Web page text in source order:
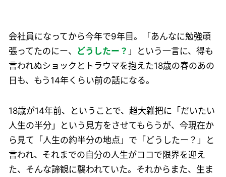
会社員になってから今年で9年目。「あんなに勉強頑
張ってたのにー、 どうしたー？ 」という一言に、得も
言われぬショックとトラウマを抱えた18歳の春のあの
日も、もう14年くらい前の話になる。
18歳が14年前、ということで、超大雑把に「だいたい
人生の半分」という見方をさせてもらうが、今現在か
ら見て「人生の約半分の地点」で「どうしたー？」と
言われ、それまでの自分の人生がココで限界を迎え
た、そんな諦観に襲われていた。それからまた、生ま